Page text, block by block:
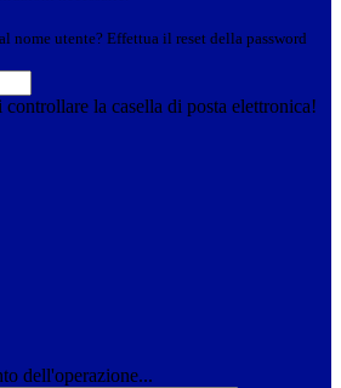
nome utente? Effettua il reset della password
la casella di posta elettronica!
dell'operazione...